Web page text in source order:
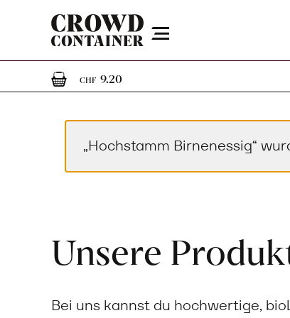
Menu
CHF 9.201 Artikel im Warenkorb
„Hochstamm Birnenessig“
Unsere
Bei uns kannst du hochwertige,